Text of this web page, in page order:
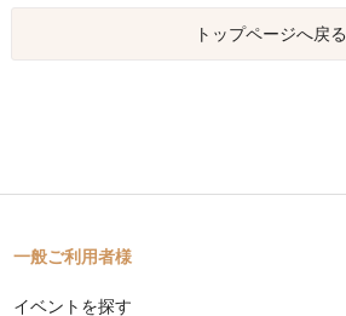
トップページへ戻る
一般ご利用者様
イベントを探す